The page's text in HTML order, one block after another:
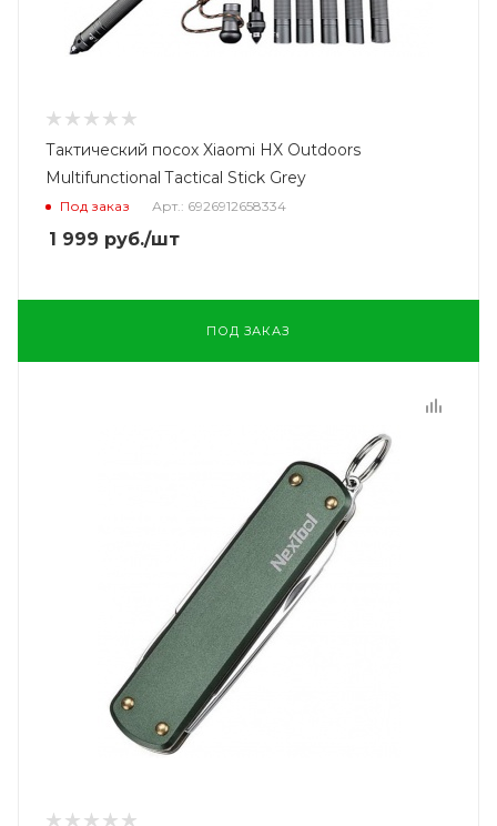
Тактический посох Xiaomi HX Outdoors
Multifunctional Tactical Stick Grey
Под заказ Арт.: 6926912658334
1 999 руб./шт
ПОД ЗАКАЗ